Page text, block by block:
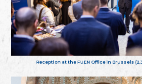
Reception at the FUEN Office in Brussels